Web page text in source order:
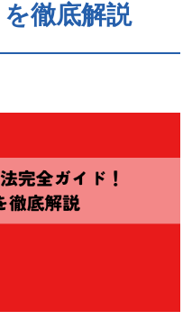
を徹底解説